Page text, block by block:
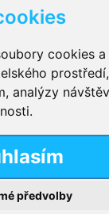
cookies
analýzy
předvolby
kalhotky
dámské,